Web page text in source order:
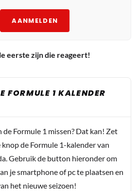
AANMELDEN
eerste zijn die reageert!
FORMULE 1 KALENDER
Formule 1 missen? Dat kan! Zet
de Formule 1-kalender van
Gebruik de button hieronder om
je smartphone of pc te plaatsen en
het nieuwe seizoen!